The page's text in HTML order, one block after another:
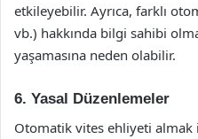
etkileyebilir. Ayrıca, farklı
vb.) hakkında bilgi sahibi
yaşamasına neden olabilir.
6. Yasal Düzenlemeler
Otomatik vites ehliyeti almak